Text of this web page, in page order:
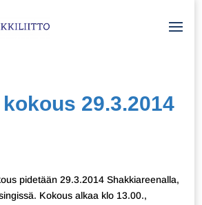
29.3.2014
pidetään 29.3.2014 Shakkiareenalla,
Kokous alkaa klo 13.00.,